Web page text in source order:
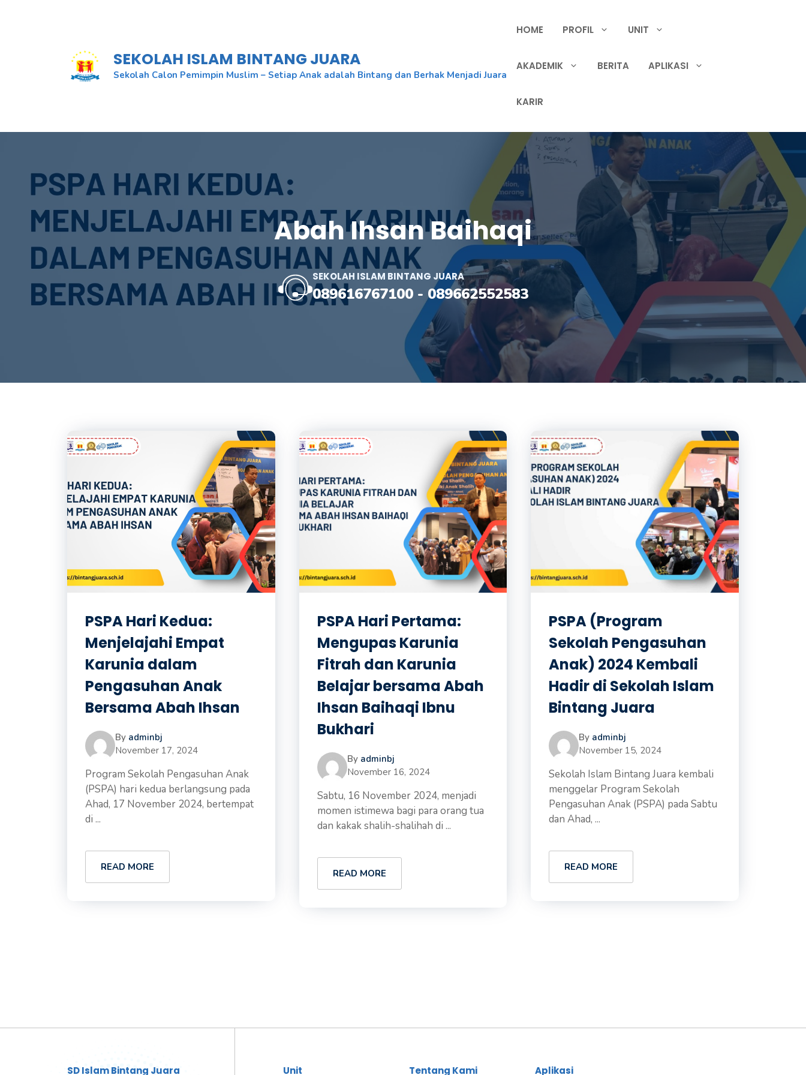
SEKOLAH ISLAM BINTANG JUARA
Sekolah Calon Pemimpin Muslim – Setiap Anak adalah Bintang dan Berhak Menjadi Juara
HOME PROFIL UNIT
AKADEMIK BERITA APLIKASI
KARIR
Abah Ihsan Baihaqi
SEKOLAH ISLAM BINTANG JUARA
089616767100- 089662552583
PSPA Hari Kedua:
Menjelajahi Empat
Karunia dalam
Pengasuhan Anak
Bersama Abah Ihsan
By adminbj
November 17, 2024
Program Sekolah Pengasuhan Anak
(PSPA) hari kedua berlangsung pada
Ahad, 17 November 2024, bertempat
di ...
READ MORE
PSPA Hari Pertama:
Mengupas Karunia
Fitrah dan Karunia
Belajar bersama Abah
Ihsan Baihaqi Ibnu
Bukhari
By adminbj
November 16, 2024
Sabtu, 16 November 2024, menjadi
momen istimewa bagi para orang tua
dan kakak shalih-shalihah di ...
READ MORE
PSPA (Program
Sekolah Pengasuhan
Anak) 2024 Kembali
Hadir di Sekolah Islam
Bintang Juara
By adminbj
November 15, 2024
Sekolah Islam Bintang Juara kembali
menggelar Program Sekolah
Pengasuhan Anak (PSPA) pada Sabtu
dan Ahad, ...
READ MORE
SD Islam Bintang Juara Unit Tentang Kami Aplikasi